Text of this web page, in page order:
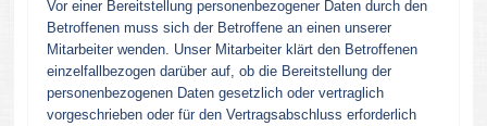
Vor einer Bereitstellung personenbezogener Daten durch den
Betroffenen muss sich der Betroffene an einen unserer
Mitarbeiter wenden. Unser Mitarbeiter klärt den Betroffenen
einzelfallbezogen darüber auf, ob die Bereitstellung der
personenbezogenen Daten gesetzlich oder vertraglich
vorgeschrieben oder für den Vertragsabschluss erforderlich